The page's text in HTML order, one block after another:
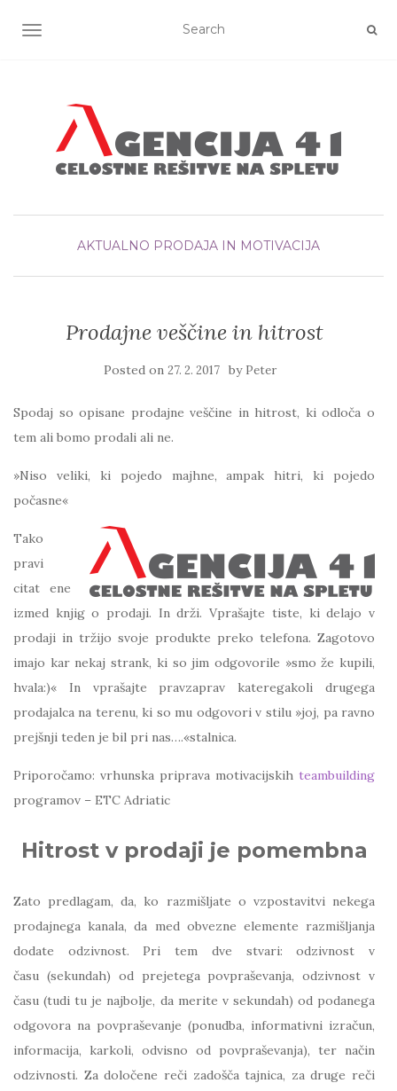
TOGGLE NAVIGATION
AKTUALNO PRODAJA IN MOTIVACIJA
Prodajne veščine in hitrost
Posted on 27. 2. 2017 by Peter
Spodaj so opisane prodajne veščine in hitrost, ki odloča o
tem ali bomo prodali ali ne.
»Niso veliki, ki pojedo majhne, ampak hitri, ki pojedo
počasne«
Tako
pravi
citat ene
izmed knjig o prodaji. In drži. Vprašajte tiste, ki delajo v
prodaji in tržijo svoje produkte preko telefona. Zagotovo
imajo kar nekaj strank, ki so jim odgovorile »smo že kupili,
hvala:)« In vprašajte pravzaprav kateregakoli drugega
prodajalca na terenu, ki so mu odgovori v stilu »joj, pa ravno
prejšnji teden je bil pri nas….«stalnica.
Priporočamo: vrhunska priprava motivacijskih teambuilding
programov – ETC Adriatic
Hitrost v prodaji je pomembna
Zato predlagam, da, ko razmišljate o vzpostavitvi nekega
prodajnega kanala, da med obvezne elemente razmišljanja
dodate odzivnost. Pri tem dve stvari: odzivnost v
času (sekundah) od prejetega povpraševanja, odzivnost v
času (tudi tu je najbolje, da merite v sekundah) od podanega
odgovora na povpraševanje (ponudba, informativni izračun,
informacija, karkoli, odvisno od povpraševanja), ter način
odzivnosti. Za določene reči zadošča tajnica, za druge reči